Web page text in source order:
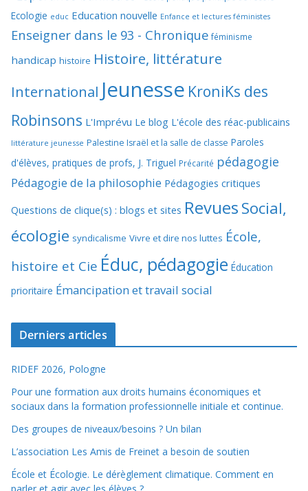
Ecologie educ Education nouvelle Enfance et lectures féministes
Enseigner dans le 93 - Chronique féminisme
handicap histoire Histoire, littérature
International Jeunesse KroniKs des
Robinsons L'Imprévu Le blog L'école des réac-publicains
littérature jeunesse Palestine Israël et la salle de classe Paroles
d'élèves, pratiques de profs, J. Triguel Précarité pédagogie
Pédagogie de la philosophie Pédagogies critiques
Questions de clique(s) : blogs et sites RevuesSocial,
écologie syndicalisme Vivre et dire nos luttes École,
histoire et Cie Éduc, pédagogie Éducation
prioritaire Émancipation et travail social
Derniers articles
RIDEF 2026, Pologne
Pour une formation aux droits humains économiques et
sociaux dans la formation professionnelle initiale et continue.
Des groupes de niveaux/besoins ? Un bilan
L’association Les Amis de Freinet a besoin de soutien
École et Écologie. Le dérèglement climatique. Comment en